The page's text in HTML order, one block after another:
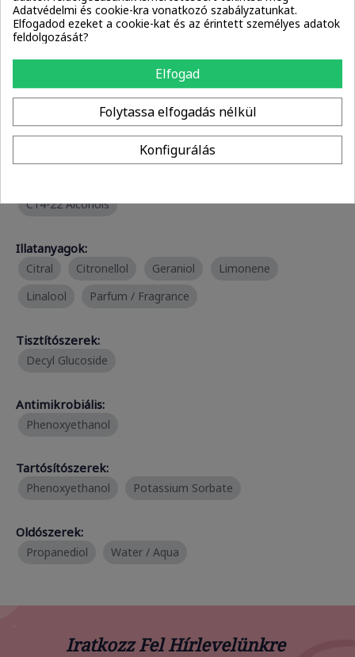
PEG-100 Stearate
C12-20 Alkyl Glucoside
C14-22 Alcohols
Habképző anyagok:
PEG-100 Stearate Decyl Glucoside
C14-22 Alcohols
Illatanyagok:
Citral Citronellol Geraniol
Limonene
Linalool
Parfum / Fragrance
Tisztítószerek:
Decyl Glucoside
Antimikrobiális:
Phenoxyethanol
Tartósítószerek:
Phenoxyethanol Potassium Sorbate
Oldószerek:
Propanediol Water / Aqua
Iratkozz Fel Hírlevelünkre
Adatvédelmi és cookie-kra vonatkozó szabályzatunkat.
Elfogadod ezeket a cookie-kat és az érintett személyes adatok
feldolgozását?
Elfogad
Folytassa elfogadás nélkül
Konfigurálás